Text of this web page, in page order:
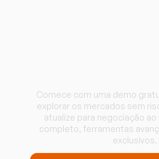
Comece com uma demo
explorar os mercados sem
atualize para negociação
completo, ferramentas
exclusivos.